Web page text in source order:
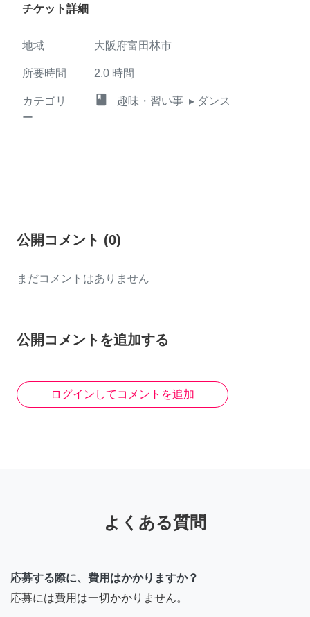
チケット詳細
地域 大阪府富田林市
所要時間 2.0 時間
カテゴリ
ー
class 趣味・習い事 ▸ ダンス
公開コメント (0)
まだコメントはありません
公開コメントを追加する
ログインしてコメントを追加
よくある質問
応募する際に、費用はかかりますか？
応募には費用は一切かかりません。